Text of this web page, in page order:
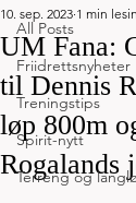
All Posts
Friidrettsnyheter
Treningstips
Spirit-nytt
Terreng og
UM Fana:
til Dennis
løp 800m
Rogalands
10. sep. 2023 1 min